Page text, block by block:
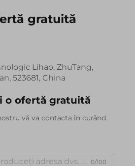
gratuită
Lihao, ZhuTang,
523681, China
o ofertă gratuită
vă va contacta în curând.
0/100